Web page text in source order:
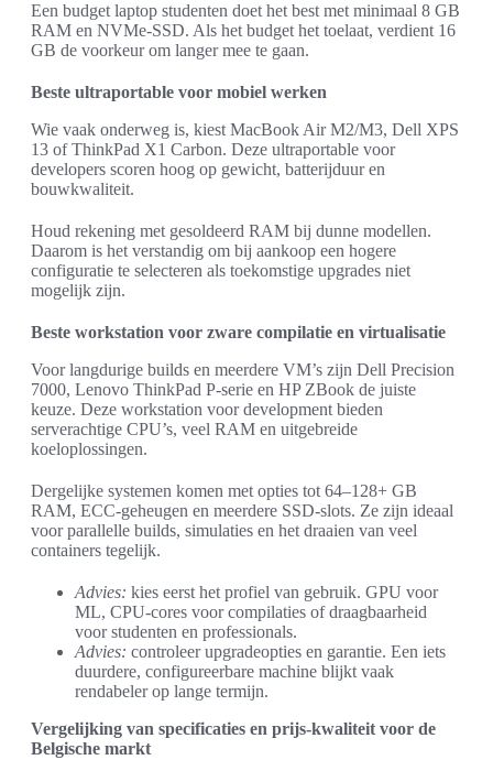
Een budget laptop studenten doet het best met minimaal 8 GB
RAM en NVMe-SSD. Als het budget het toelaat, verdient 16
GB de voorkeur om langer mee te gaan.
Beste ultraportable voor mobiel werken
Wie vaak onderweg is, kiest MacBook Air M2/M3, Dell XPS
13 of ThinkPad X1 Carbon. Deze ultraportable voor
developers scoren hoog op gewicht, batterijduur en
bouwkwaliteit.
Houd rekening met gesoldeerd RAM bij dunne modellen.
Daarom is het verstandig om bij aankoop een hogere
configuratie te selecteren als toekomstige upgrades niet
mogelijk zijn.
Beste workstation voor zware compilatie en virtualisatie
Voor langdurige builds en meerdere VM’s zijn Dell Precision
7000, Lenovo ThinkPad P-serie en HP ZBook de juiste
keuze. Deze workstation voor development bieden
serverachtige CPU’s, veel RAM en uitgebreide
koeloplossingen.
Dergelijke systemen komen met opties tot 64–128+ GB
RAM, ECC-geheugen en meerdere SSD-slots. Ze zijn ideaal
voor parallelle builds, simulaties en het draaien van veel
containers tegelijk.
Advies: kies eerst het profiel van gebruik. GPU voor
ML, CPU-cores voor compilaties of draagbaarheid
voor studenten en professionals.
Advies: controleer upgradeopties en garantie. Een iets
duurdere, configureerbare machine blijkt vaak
rendabeler op lange termijn.
Vergelijking van specificaties en prijs-kwaliteit voor de
Belgische markt